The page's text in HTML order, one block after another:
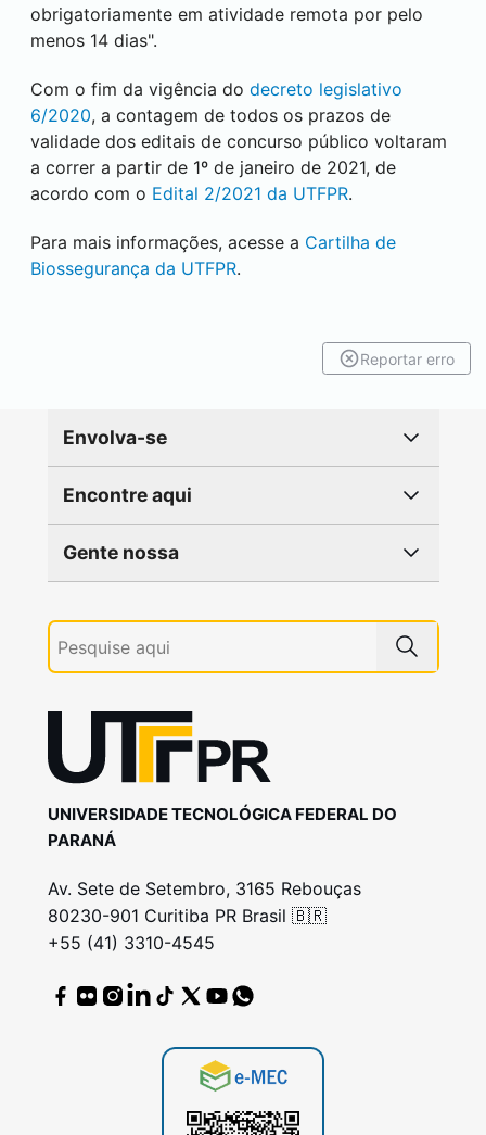
obrigatoriamente em atividade remota por pelo
menos 14 dias".
Com o fim da vigência do decreto legislativo
6/2020, a contagem de todos os prazos de
validade dos editais de concurso público voltaram
a correr a partir de 1º de janeiro de 2021, de
acordo com o Edital 2/2021 da UTFPR.
Para mais informações, acesse a Cartilha de
Biossegurança da UTFPR.
Reportar erro
Envolva-se
Encontre aqui
Gente nossa
UNIVERSIDADE TECNOLÓGICA FEDERAL DO
PARANÁ
Av. Sete de Setembro, 3165 Rebouças
80230-901 Curitiba PR Brasil 🇧🇷
+55 (41) 3310-4545